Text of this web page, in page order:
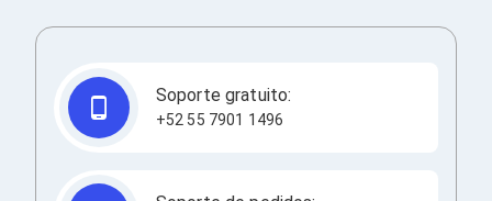
Mousepads
Teclados Numéricos
Controles de Juego para PC
Servidores
Accesorios para Servidores
Charolas para Racks y Gabinetes
Soporte gratuito:
+52 55 7901 1496